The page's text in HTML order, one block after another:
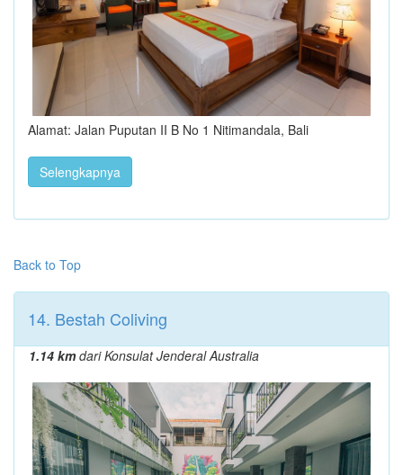
Alamat: Jalan Puputan II B No 1 Nitimandala, Bali
Selengkapnya
Back to Top
14. Bestah Coliving
1.14 kmdari Konsulat Jenderal Australia